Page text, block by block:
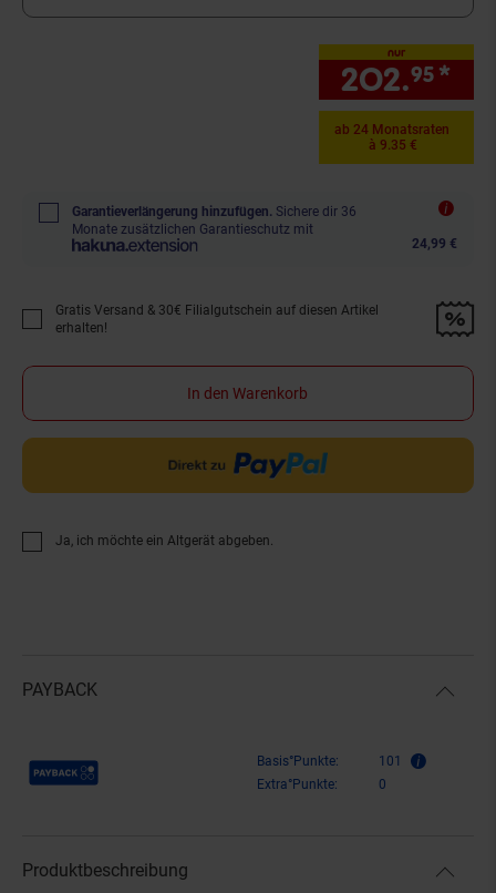
nur
202.95 *
ab 24 Monatsraten
à 9.35 €
Garantieverlängerung hinzufügen. Sichere dir 36
Monate zusätzlichen Garantieschutz mit
24,99 €
Promotion "Gratis Versand &amp; 30€ Filialgutschein auf diesen Artikel
Gratis Versand & 30€ Filialgutschein auf diesen Artikel
erhalten!
In den Warenkorb
Ja, ich möchte ein Altgerät abgeben.
PAYBACK
Payback Punkte Basis°Punkte:
101
Extra°Punkte:
0
Produktbeschreibung